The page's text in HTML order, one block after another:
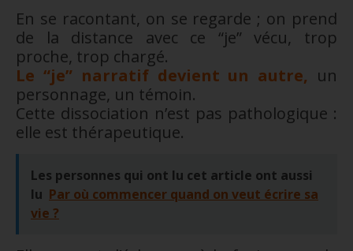
En se racontant, on se regarde ; on prend
de la distance avec ce “je” vécu, trop
proche, trop chargé.
Le “je” narratif devient un autre, un
personnage, un témoin.
Cette dissociation n’est pas pathologique :
elle est thérapeutique.
Les personnes qui ont lu cet article ont aussi
lu Par où commencer quand on veut écrire sa
vie ?